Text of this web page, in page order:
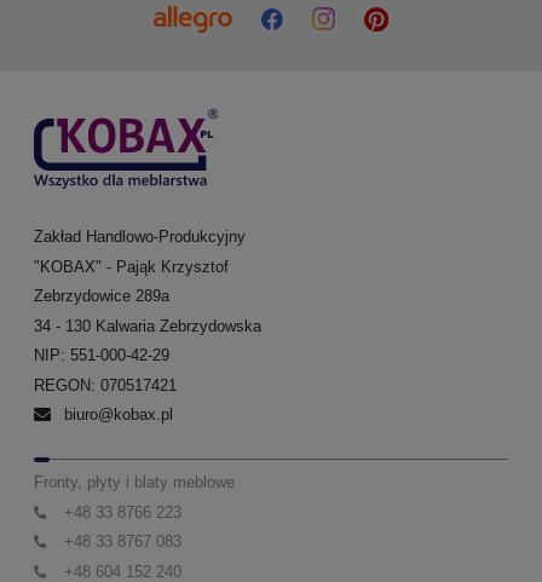
Zakład Handlowo-Produkcyjny
"KOBAX" - Pająk Krzysztof
Zebrzydowice 289a
34 - 130 Kalwaria Zebrzydowska
NIP: 551-000-42-29
REGON: 070517421
biuro@kobax.pl
Fronty, płyty i blaty meblowe
+48 33 8766 223
+48 33 8767 083
+48 604 152 240